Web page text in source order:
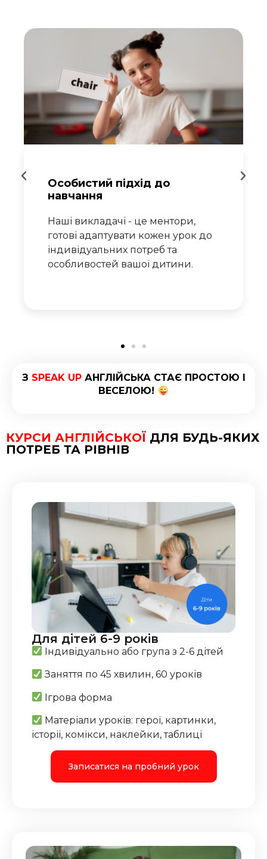
Повне занурення в мову
огляді пропущеного матеріалу,
роз'ясненні незрозумілих тем та
практиці.
З SPEAK UPАНГЛІЙСЬКА СТАЄ ПРОСТОЮ І
ВЕСЕЛОЮ!
КУРСИ АНГЛІЙСЬКОЇ ДЛЯ БУДЬ-ЯКИХ
ПОТРЕБ ТА РІВНІВ
Для дітей 6-9 років
Індивідуально або група з 2-6 дітей
Заняття по 45 хвилин, 60 уроків
Ігрова форма
Матеріали уроків: герої, картинки,
історії, комікси, наклейки, таблиці
Записатися на пробний урок